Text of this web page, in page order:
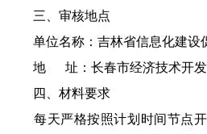
三、审核地点
单位名称：吉林省信息化建设
地 址：长春市经济技术开发
四、材料要求
每天严格按照计划时间节点开